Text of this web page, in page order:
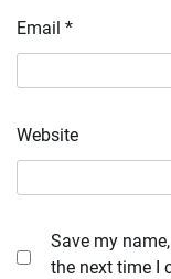
Email *
Website
Save my
the next time I